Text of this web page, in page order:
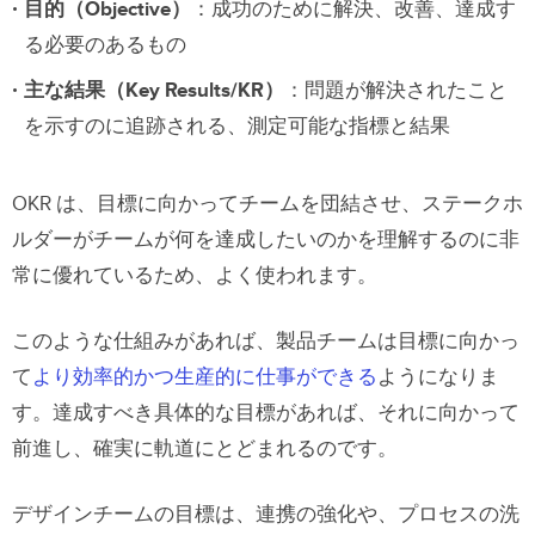
目的（Objective）
：成功のために解決、改善、達成す
る必要のあるもの
主な結果（Key Results/KR）
：問題が解決されたこと
を示すのに追跡される、測定可能な指標と結果
OKR は、目標に向かってチームを団結させ、ステークホ
ルダーがチームが何を達成したいのかを理解するのに非
常に優れているため、よく使われます。
このような仕組みがあれば、製品チームは目標に向かっ
て より効率的かつ生産的に仕事ができる ようになりま
す。達成すべき具体的な目標があれば、それに向かって
前進し、確実に軌道にとどまれるのです。
デザインチームの目標は、連携の強化や、プロセスの洗